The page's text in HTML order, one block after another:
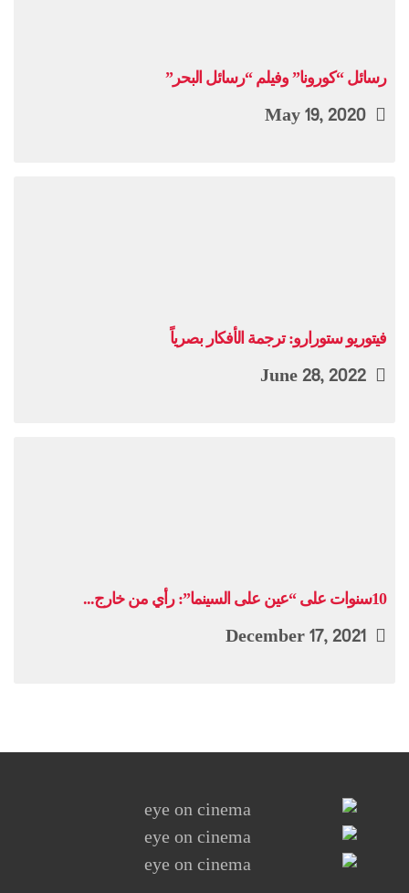
رسائل “كورونا” وفيلم “رسائل البحر”
فيتوريو ستورارو: ترجمة الأفكار بصرياً
10سنوات على “عين على السينما”: رأي من خارج...